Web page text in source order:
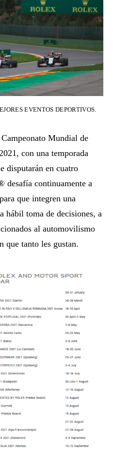
EVENTOS DEPORTIVOS.
Mundial de
con una temporada
disputarán en cuatro
desafía continuamente a
que integren una
hábil toma de decisiones, a
al automovilismo
que tanto les gustan.